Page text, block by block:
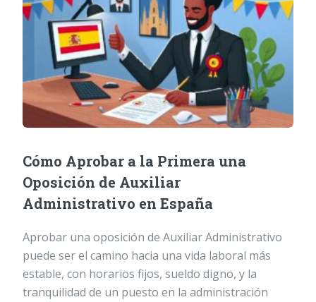
Cómo Aprobar a la Primera una
Oposición de Auxiliar
Administrativo en España
Aprobar una oposición de Auxiliar Administrativo
puede ser el camino hacia una vida laboral más
estable, con horarios fijos, sueldo digno, y la
tranquilidad de un puesto en la administración